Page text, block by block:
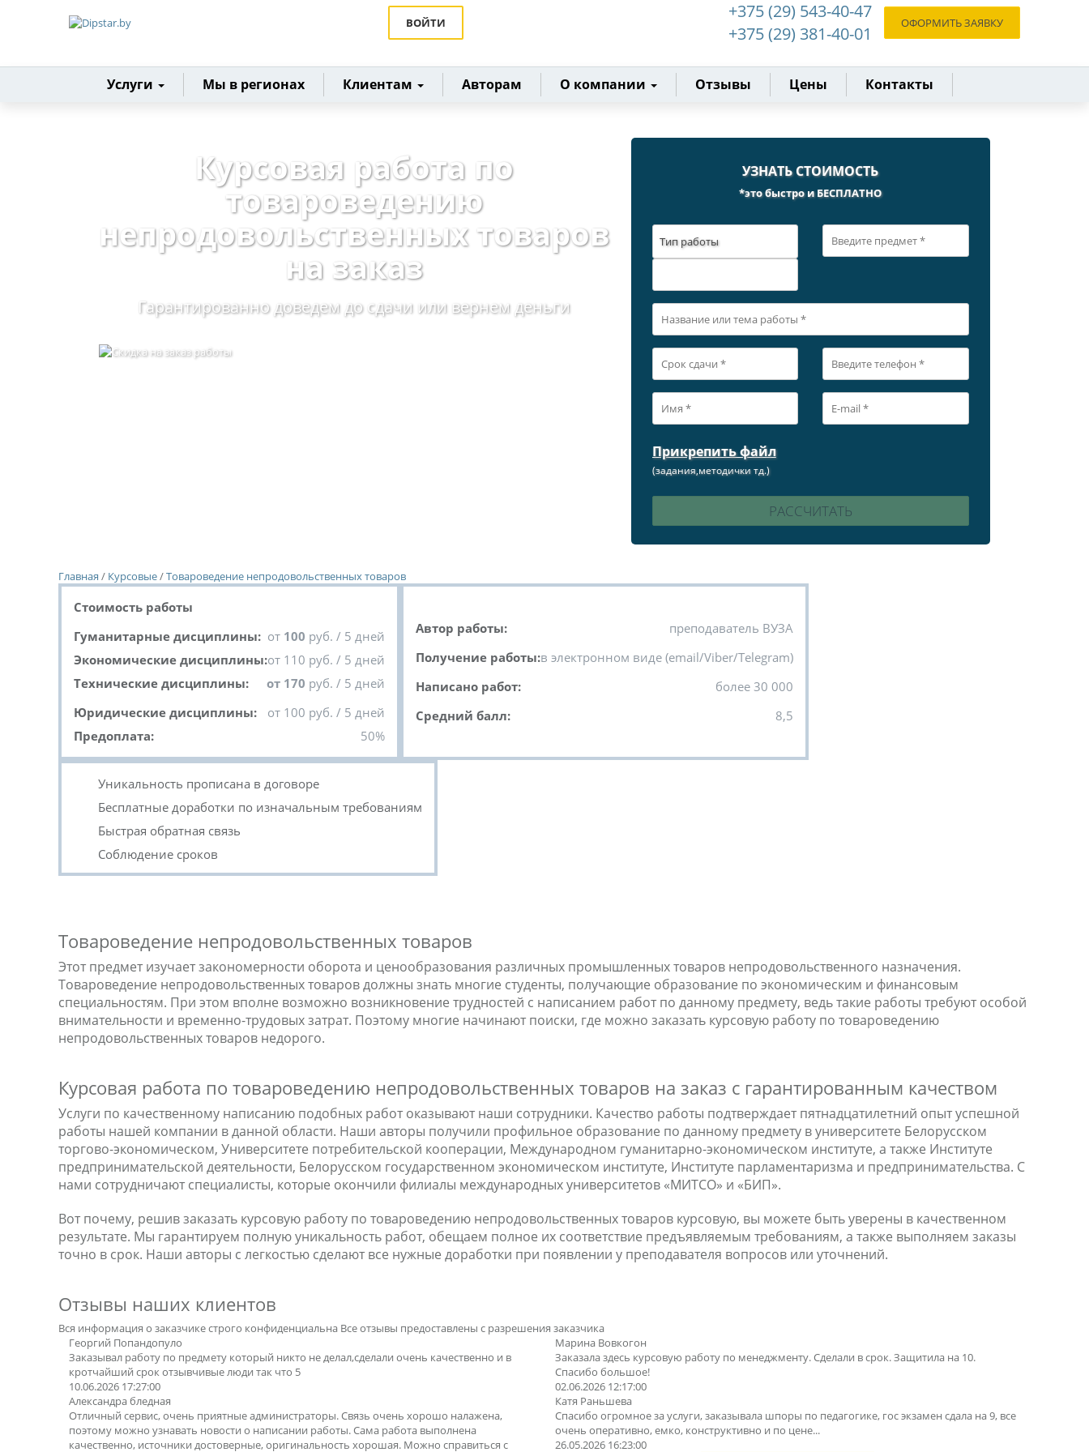
ВОЙТИ
+375 (29) 543-40-47
+375 (29) 381-40-01
ОФОРМИТЬ ЗАЯВКУ
Главная
Услуги Мы в регионах Клиентам Авторам О компании Отзывы Цены Контакты
Курсовая работа по
товароведению
непродовольственных товаров
на заказ
Гарантированно доведем до сдачи или вернем деньги
УЗНАТЬ СТОИМОСТЬ
*это быстро и БЕСПЛАТНО
Тип работы
Прикрепить файл
(задания,методички тд.)
Главная / Курсовые/Товароведение непродовольственных товаров
Стоимость работы
Гуманитарные дисциплины: от 100 руб. / 5 дней
Экономические дисциплины:от 110 руб. / 5 дней
Технические дисциплины:
от 170 руб. / 5 дней
Юридические дисциплины:
от 100 руб. / 5 дней
Предоплата:
50%
Автор работы:
преподаватель ВУЗА
Получение работы:в электронном виде (email/Viber/Telegram)
Написано работ:
более 30 000
Средний балл:
8,5
Уникальность прописана в договоре
Бесплатные доработки по изначальным требованиям
Быстрая обратная связь
Соблюдение сроков
Товароведение непродовольственных товаров
Этот предмет изучает закономерности оборота и ценообразования различных промышленных товаров непродовольственного назначения.
Товароведение непродовольственных товаров должны знать многие студенты, получающие образование по экономическим и финансовым
специальностям. При этом вполне возможно возникновение трудностей с написанием работ по данному предмету, ведь такие работы требуют особой
внимательности и временно-трудовых затрат. Поэтому многие начинают поиски, где можно заказать курсовую работу по товароведению
непродовольственных товаров недорого.
Курсовая работа по товароведению непродовольственных товаров на заказ с гарантированным качеством
Услуги по качественному написанию подобных работ оказывают наши сотрудники. Качество работы подтверждает пятнадцатилетний опыт успешной
работы нашей компании в данной области. Наши авторы получили профильное образование по данному предмету в университете Белорусском
торгово-экономическом, Университете потребительской кооперации, Международном гуманитарно-экономическом институте, а также Институте
предпринимательской деятельности, Белорусском государственном экономическом институте, Институте парламентаризма и предпринимательства. С
нами сотрудничают специалисты, которые окончили филиалы международных университетов «МИТСО» и «БИП».
Вот почему, решив заказать курсовую работу по товароведению непродовольственных товаров курсовую, вы можете быть уверены в качественном
результате. Мы гарантируем полную уникальность работ, обещаем полное их соответствие предъявляемым требованиям, а также выполняем заказы
точно в срок. Наши авторы с легкостью сделают все нужные доработки при появлении у преподавателя вопросов или уточнений.
Отзывы наших клиентов
Вся информация о заказчике строго конфиденциальна Все отзывы предоставлены с разрешения заказчика
Георгий Попандопуло
Заказывал работу по предмету который никто не делал,сделали очень качественно и в
кротчайший срок отзывчивые люди так что 5
10.06.2026 17:27:00
Александра бледная
Отличный сервис, очень приятные администраторы. Связь очень хорошо налажена,
поэтому можно узнавать новости о написании работы. Сама работа выполнена
качественно, источники достоверные, оригинальность хорошая. Можно справиться с
Марина Вовкогон
Заказала здесь курсовую работу по менеджменту. Сделали в срок. Защитила на 10.
Спасибо большое!
02.06.2026 12:17:00
Катя Раньшева
Спасибо огромное за услуги, заказывала шпоры по педагогике, гос экзамен сдала на 9, все
очень оперативно, емко, конструктивно и по цене...
26.05.2026 16:23:00